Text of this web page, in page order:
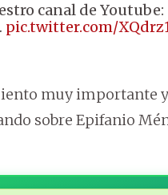
canal de Youtube:
pic.twitter.com/
muy importante
sobre Epifanio